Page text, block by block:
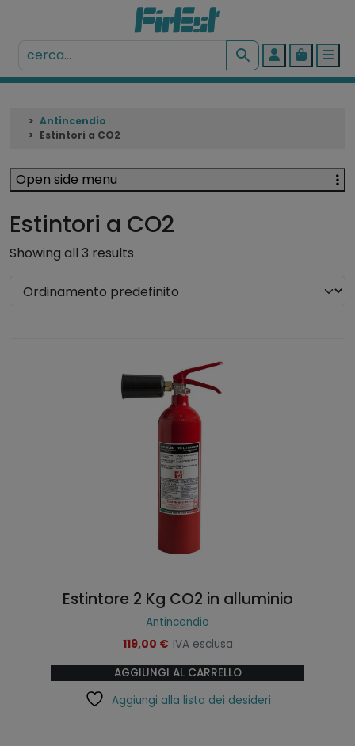
Account
Cart
Antincendio
Estintori a CO2
Estintori a CO2
Showing all 3 results
Estintore 2 Kg CO2 in alluminio
Antincendio
119,00 € IVA esclusa
AGGIUNGI AL CARRELLO
Aggiungi alla lista dei desideri
Open side menu